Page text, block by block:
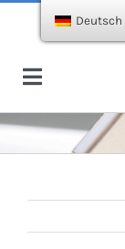
Heim
Deutsch